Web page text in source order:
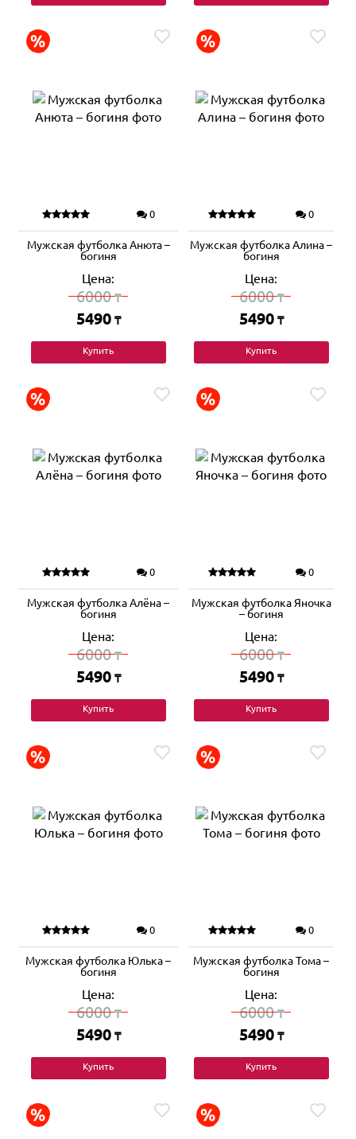
0
Мужская футболка Анюта –
богиня
Цена:
6000₸
5490 ₸
Купить
0
Мужская футболка Алина –
богиня
Цена:
6000₸
5490 ₸
Купить
0
Мужская футболка Алёна –
богиня
Цена:
6000₸
5490 ₸
Купить
0
Мужская футболка Яночка
– богиня
Цена:
6000₸
5490 ₸
Купить
0
Мужская футболка Юлька –
богиня
Цена:
6000₸
5490 ₸
Купить
0
Мужская футболка Тома –
богиня
Цена:
6000₸
5490 ₸
Купить